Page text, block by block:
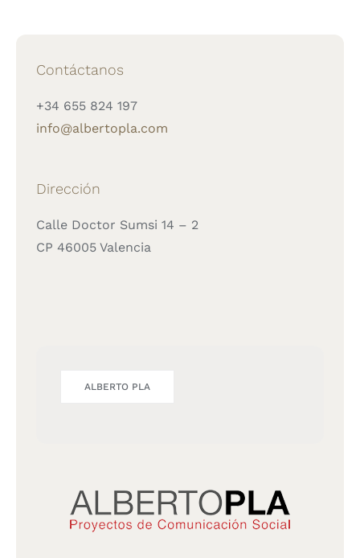
Contáctanos
+34 655 824 197
info@albertopla.com
Dirección
Calle Doctor Sumsi 14 – 2
CP 46005 Valencia
ALBERTO PLA